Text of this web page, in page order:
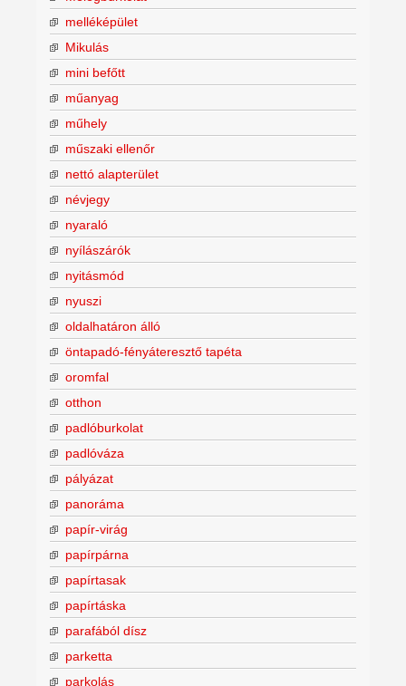
melléképület
Mikulás
mini befőtt
műanyag
műhely
műszaki ellenőr
nettó alapterület
névjegy
nyaraló
nyílászárók
nyitásmód
nyuszi
oldalhatáron álló
öntapadó-fényáteresztő tapéta
oromfal
otthon
padlóburkolat
padlóváza
pályázat
panoráma
papír-virág
papírpárna
papírtasak
papírtáska
parafából dísz
parketta
parkolás